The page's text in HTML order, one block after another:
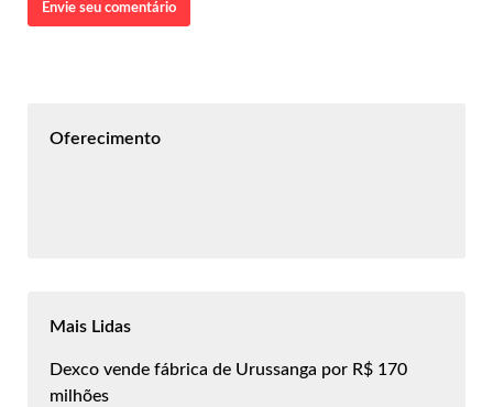
Envie seu comentário
Oferecimento
Mais Lidas
Dexco vende fábrica de Urussanga por R$ 170
milhões